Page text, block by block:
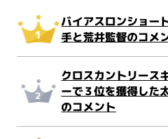
バイアスロンショー
手と荒井監督のコメ
クロスカントリース
ーで３位を獲得した
のコメント